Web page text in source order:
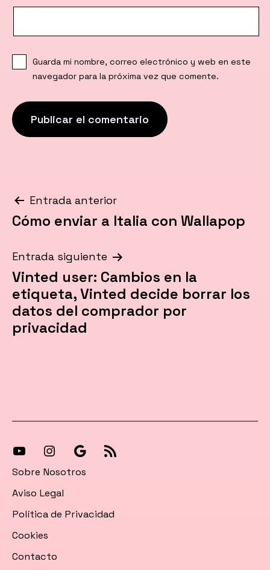
Guarda mi nombre, correo electrónico y web en este
navegador para la próxima vez que comente.
Navegación
de
entradas
Entrada anterior
Cómo enviar a Italia con Wallapop
Entrada siguiente
Vinted user: Cambios en la
etiqueta, Vinted decide borrar los
datos del comprador por
privacidad
[27-
icon
icon=»fa
fa-
instagram»]
[27-
icon
icon=»fa
fa-
Síguenos
News
Sobre Nosotros
Aviso Legal
Política de Privacidad
Cookies
Contacto